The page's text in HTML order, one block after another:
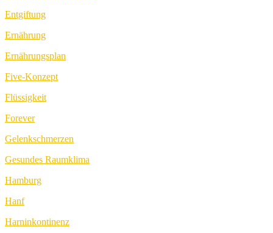
Entgiftung
Ernährung
Ernährungsplan
Five-Konzept
Flüssigkeit
Forever
Gelenkschmerzen
Gesundes Raumklima
Hamburg
Hanf
Harninkontinenz